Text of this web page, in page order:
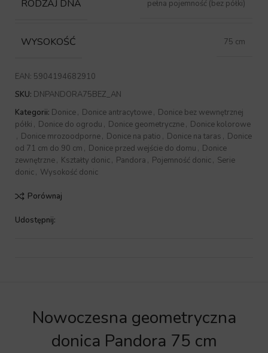
RODZAJ DNA pełna pojemność (bez półki)
WYSOKOŚĆ 75 cm
EAN: 5904194682910
SKU: DNPANDORA75BEZ_AN
Kategorii: Donice, Donice antracytowe, Donice bez wewnętrznej
półki , Donice do ogrodu , Donice geometryczne, Donice kolorowe
, Donice mrozoodporne, Donice na patio , Donice na taras , Donice
od 71 cm do 90 cm , Donice przed wejście do domu , Donice
zewnętrzne, Kształty donic , Pandora , Pojemność donic , Serie
donic , Wysokość donic
Porównaj
Udostępnij:
Nowoczesna geometryczna
donica Pandora 75 cm